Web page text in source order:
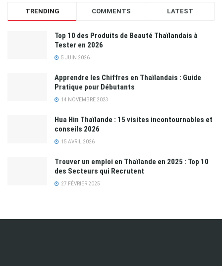
TRENDING COMMENTS LATEST
Top 10 des Produits de Beauté Thaïlandais à
Tester en 2026
5 JUIN 2026
Apprendre les Chiffres en Thaïlandais : Guide
Pratique pour Débutants
14 NOVEMBRE 2023
Hua Hin Thaïlande : 15 visites incontournables et
conseils 2026
15 AVRIL 2026
Trouver un emploi en Thaïlande en 2025 : Top 10
des Secteurs qui Recrutent
27 FÉVRIER 2025